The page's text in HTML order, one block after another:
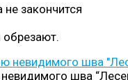
закончится
обрезают.
шва